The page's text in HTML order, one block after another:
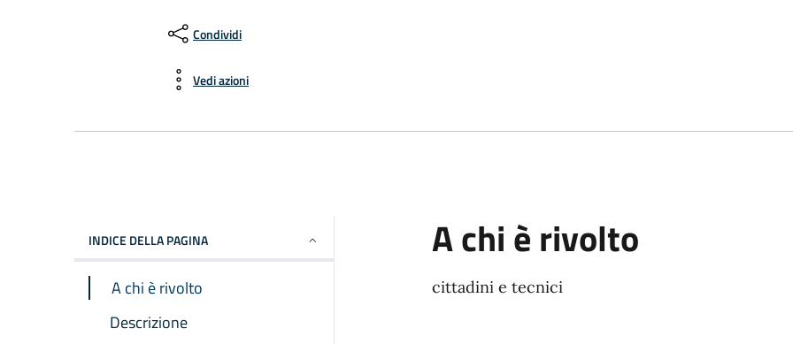
Condividi
Vedi azioni
INDICE DELLA PAGINA
A chi è rivolto
Descrizione
A chi è rivolto
cittadini e tecnici